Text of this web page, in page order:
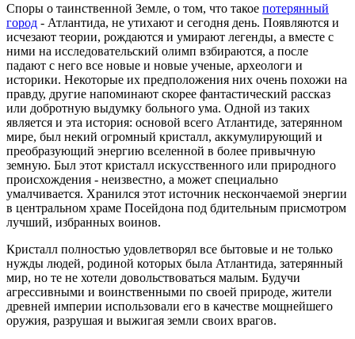
Споры о таинственной Земле, о том, что такое потерянный
город - Атлантида, не утихают и сегодня день. Появляются и
исчезают теории, рождаются и умирают легенды, а вместе с
ними на исследовательский олимп взбираются, а после
падают с него все новые и новые ученые, археологи и
историки. Некоторые их предположения них очень похожи на
правду, другие напоминают скорее фантастический рассказ
или добротную выдумку больного ума. Одной из таких
является и эта история: основой всего Атлантиде, затерянном
мире, был некий огромный кристалл, аккумулирующий и
преобразующий энергию вселенной в более привычную
земную. Был этот кристалл искусственного или природного
происхождения - неизвестно, а может специально
умалчивается. Хранился этот источник нескончаемой энергии
в центральном храме Посейдона под бдительным присмотром
лучший, избранных воинов.
Кристалл полностью удовлетворял все бытовые и не только
нужды людей, родиной которых была Атлантида, затерянный
мир, но те не хотели довольствоваться малым. Будучи
агрессивными и воинственными по своей природе, жители
древней империи использовали его в качестве мощнейшего
оружия, разрушая и выжигая земли своих врагов.